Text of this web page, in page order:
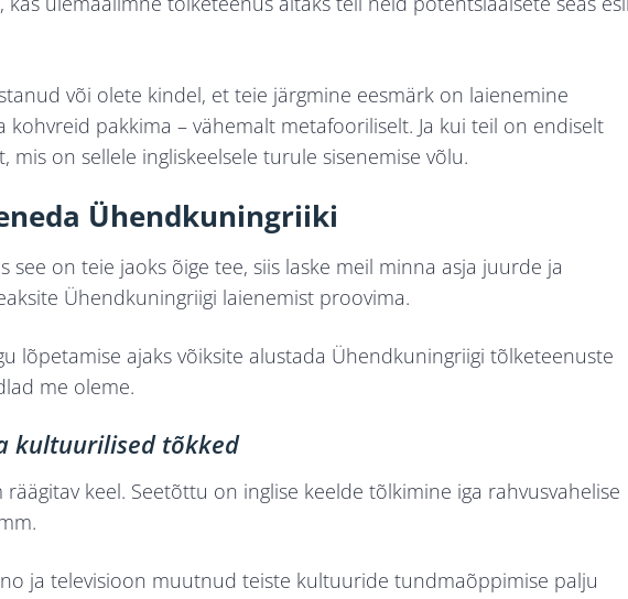
või olete kindel, et teie järgmine eesmärk on laienemine
pakkima – vähemalt metafooriliselt. Ja kui teil on endiselt
mis on sellele ingliskeelsele turule sisenemise võlu.
Ühendkuningriiki
see on teie jaoks õige tee, siis laske meil minna asja juurde ja
Ühendkuningriigi laienemist proovima.
lõpetamise ajaks võiksite alustada Ühendkuningriigi tõlketeenuste
me oleme.
kultuurilised tõkked
räägitav keel. Seetõttu on inglise keelde tõlkimine iga rahvusvahelise
ja televisioon muutnud teiste kultuuride tundmaõppimise palju